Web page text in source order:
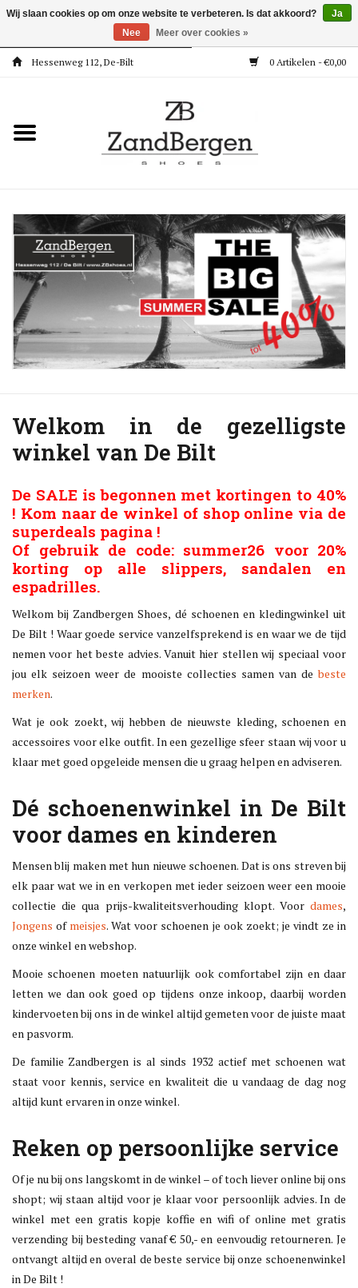
Hessenweg 112, De-Bilt 0 Artikelen - €0,00
Kleding
Meisjes
Jongens
Accessoires
Super Deals
Merken
Welkom in de gezelligste
winkel van De Bilt
De SALE is begonnen met kortingen to 40%
! Kom naar de winkel of shop online via de
superdeals pagina !
Of gebruik de code: summer26 voor 20%
korting op alle slippers, sandalen en
espadrilles.
Welkom bij Zandbergen Shoes, dé schoenen en kledingwinkel uit
De Bilt ! Waar goede service vanzelfsprekend is en waar we de tijd
nemen voor het beste advies. Vanuit hier stellen wij speciaal voor
jou elk seizoen weer de mooiste collecties samen van debeste
merken.
Wat je ook zoekt, wij hebben de nieuwste kleding, schoenen en
accessoires voor elke outfit. In een gezellige sfeer staan wij voor u
klaar met goed opgeleide mensen die u graag helpen en adviseren.
Dé schoenenwinkel in De Bilt
voor dames en kinderen
Mensen blij maken met hun nieuwe schoenen. Dat is ons streven bij
elk paar wat we in en verkopen met ieder seizoen weer een mooie
collectie die qua prijs-kwaliteitsverhouding klopt. Voor dames,
Jongens of meisjes. Wat voor schoenen je ook zoekt; je vindt ze in
onze winkel en webshop.
Mooie schoenen moeten natuurlijk ook comfortabel zijn en daar
letten we dan ook goed op tijdens onze inkoop, daarbij worden
kindervoeten bij ons in de winkel altijd gemeten voor de juiste maat
en pasvorm.
De familie Zandbergen is al sinds 1932 actief met schoenen wat
staat voor kennis, service en kwaliteit die u vandaag de dag nog
altijd kunt ervaren in onze winkel.
Reken op persoonlijke service
Of je nu bij ons langskomt in de winkel – of toch liever online bij ons
shopt; wij staan altijd voor je klaar voor persoonlijk advies. In de
winkel met een gratis kopje koffie en wifi of online met gratis
verzending bij besteding vanaf € 50,- en eenvoudig retourneren. Je
ontvangt altijd en overal de beste service bij onze schoenenwinkel
in De Bilt !
Wij slaan cookies op om onze website te verbeteren. Is dat akkoord?
Ja
Nee
Meer over cookies »